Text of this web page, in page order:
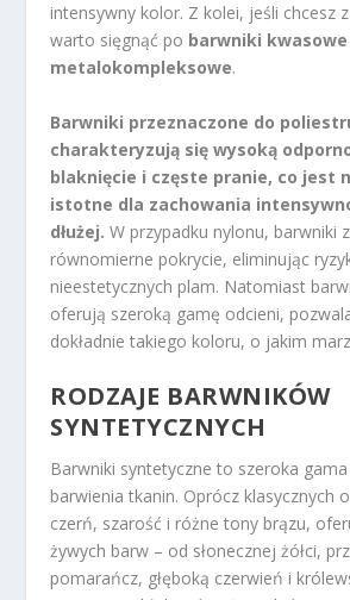
intensywny kolor. Z kolei, jeśli chcesz
warto sięgnąć po barwniki
metalokompleksowe.
Barwniki przeznaczone do
charakteryzują się wysoką
blaknięcie i częste pranie, co jest
istotne dla zachowania
dłużej. W przypadku nylonu, barwniki
równomierne pokrycie, eliminując
nieestetycznych plam. Natomiast
oferują szeroką gamę odcieni,
dokładnie takiego koloru, o jakim
RODZAJE BARWNIKÓW
SYNTETYCZNYCH
Barwniki syntetyczne to szeroka
barwienia tkanin. Oprócz klasycznych
czerń, szarość i różne tony brązu,
żywych barw – od słonecznej żółci,
pomarańcz, głęboką czerwień i